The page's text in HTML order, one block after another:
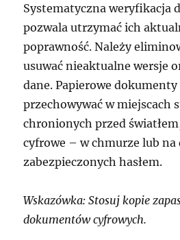
Systematyczna weryfikacja
pozwala utrzymać ich
poprawność. Należy
usuwać nieaktualne wersje
dane. Papierowe
przechowywać w miejscach
chronionych przed
cyfrowe – w chmurze lub na
zabezpieczonych hasłem.
Wskazówka: Stosuj kopie
dokumentów cyfrowych.